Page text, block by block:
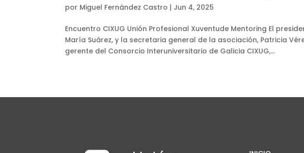
por Miguel Fernández Castro | Jun 4, 2025
Encuentro CIXUG Unión Profesional Xuventude Mentoring El
María Suárez, y la secretaria general de la asociación, Patricia
gerente del Consorcio Interuniversitario de Galicia CIXUG,...